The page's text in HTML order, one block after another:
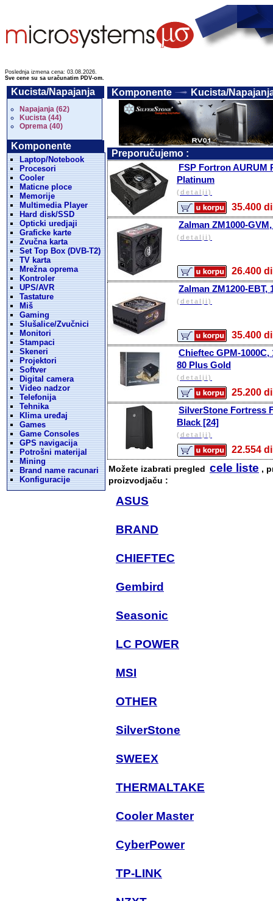
Poslednja izmena cena: 03.08.2026.
Sve cene su sa uračunatim PDV-om.
Kucista/Napajanja
Napajanja (62)
Kucista (44)
Oprema (40)
Komponente
Laptop/Notebook
Procesori
Cooler
Maticne ploce
Memorije
Multimedia Player
Hard disk/SSD
Opticki uredjaji
Graficke karte
Zvučna karta
Set Top Box (DVB-T2)
TV karta
Mrežna oprema
Kontroler
UPS/AVR
Tastature
Miš
Gaming
Slušalice/Zvučnici
Monitori
Stampaci
Skeneri
Projektori
Softver
Digital camera
Video nadzor
Telefonija
Tehnika
Klima uređaj
Games
Game Consoles
GPS navigacija
Potrošni materijal
Mining
Brand name racunari
Konfiguracije
Komponente Kucista/
Preporučujemo :
FSP Fortron AURUM
Platinum
(detalji)
Zalman ZM1000-
(detalji)
Zalman ZM1200-
(detalji)
Chieftec GPM-1000C,
80 Plus Gold
(detalji)
SilverStone Fortress
Black [24]
(detalji)
Možete izabrati pregled cele liste ,
proizvodjaču :
ASUS
BRAND
CHIEFTEC
Gembird
Seasonic
LC POWER
MSI
OTHER
SilverStone
SWEEX
THERMALTAKE
Cooler Master
CyberPower
TP-LINK